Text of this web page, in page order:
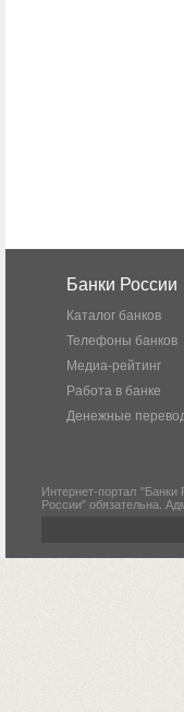
Банки России
Каталог банков
Телефоны банков
Медиа-рейтинг
Работа в банке
Денежные
Интернет-портал
России" обязательна.